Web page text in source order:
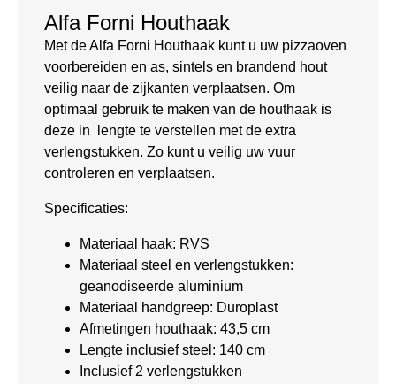
Alfa Forni Houthaak
Met de Alfa Forni Houthaak kunt u uw pizzaoven
voorbereiden en as, sintels en brandend hout
veilig naar de zijkanten verplaatsen. Om
optimaal gebruik te maken van de houthaak is
deze in lengte te verstellen met de extra
verlengstukken. Zo kunt u veilig uw vuur
controleren en verplaatsen.
Specificaties:
Materiaal haak: RVS
Materiaal steel en verlengstukken:
geanodiseerde aluminium
Materiaal handgreep: Duroplast
Afmetingen houthaak: 43,5 cm
Lengte inclusief steel: 140 cm
Inclusief 2 verlengstukken